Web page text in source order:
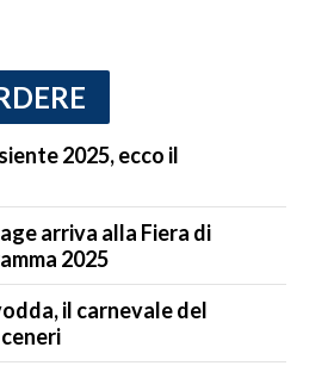
2025, ecco il
arriva alla Fiera di
2025
il carnevale del